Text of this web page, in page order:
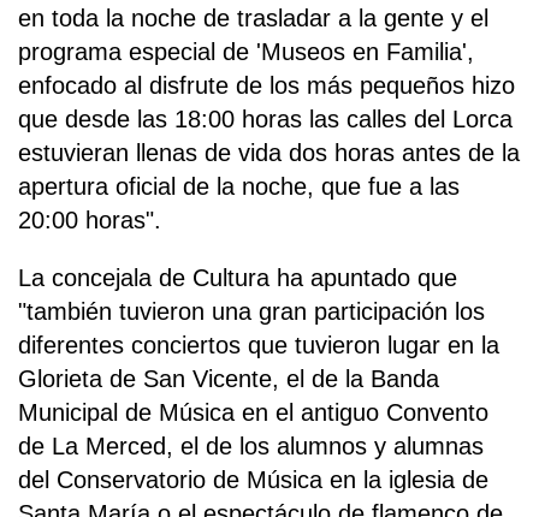
en toda la noche de trasladar a la gente y el
programa especial de 'Museos en Familia',
enfocado al disfrute de los más pequeños hizo
que desde las 18:00 horas las calles del Lorca
estuvieran llenas de vida dos horas antes de la
apertura oficial de la noche, que fue a las
20:00 horas".
La concejala de Cultura ha apuntado que
"también tuvieron una gran participación los
diferentes conciertos que tuvieron lugar en la
Glorieta de San Vicente, el de la Banda
Municipal de Música en el antiguo Convento
de La Merced, el de los alumnos y alumnas
del Conservatorio de Música en la iglesia de